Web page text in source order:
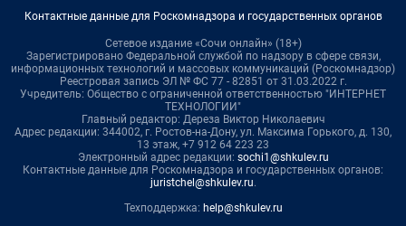
Контактные данные для Роскомнадзора и государственных органов
Сетевое издание «Сочи онлайн» (18+)
Зарегистрировано Федеральной службой по надзору в сфере связи,
информационных технологий и массовых коммуникаций (Роскомнадзор)
Реестровая запись ЭЛ № ФС 77 - 82851 от 31.03.2022 г.
Учредитель: Общество с ограниченной ответственностью "ИНТЕРНЕТ
ТЕХНОЛОГИИ"
Главный редактор: Дереза Виктор Николаевич
Адрес редакции: 344002, г. Ростов-на-Дону, ул. Максима Горького, д. 130,
13 этаж, +7 912 64 223 23
Электронный адрес редакции: sochi1@shkulev.ru
Контактные данные для Роскомнадзора и государственных органов:
juristchel@shkulev.ru.
Техподдержка: help@shkulev.ru